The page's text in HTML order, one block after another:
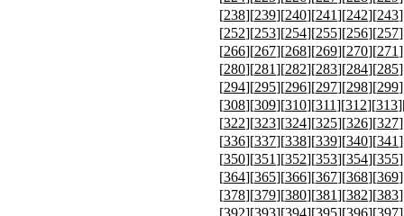
[238][239][240][241][242][243
[252][253][254][255][256][257
[266][267][268][269][270][271
[280][281][282][283][284][285
[294][295][296][297][298][299
[308][309][310][311][312][313
[322][323][324][325][326][327
[336][337][338][339][340][341
[350][351][352][353][354][355
[364][365][366][367][368][369
[378][379][380][381][382][383